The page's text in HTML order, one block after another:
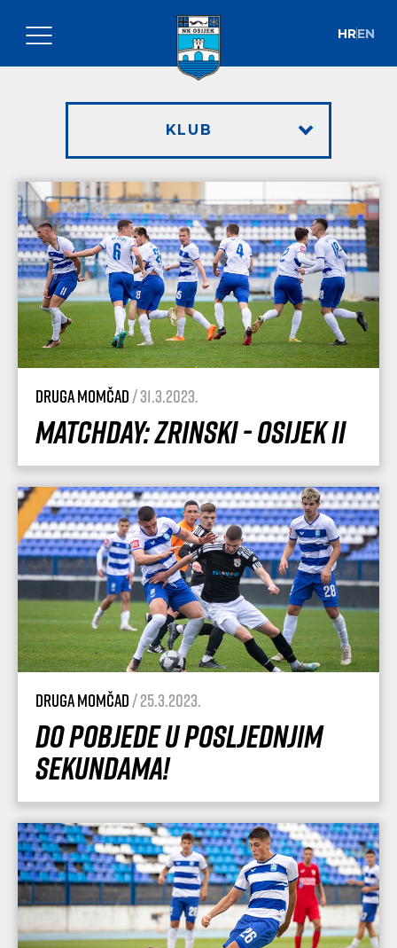
HREN
KLUB
Druga momčad/ 31.3.2023.
Matchday: Zrinski - Osijek II
Druga momčad/ 25.3.2023.
Do pobjede u posljednjim
sekundama!